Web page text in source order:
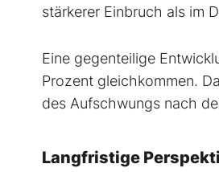
stärkerer Einbruch als im
Eine gegenteilige
Prozent gleichkommen.
des Aufschwungs nach
Langfristige